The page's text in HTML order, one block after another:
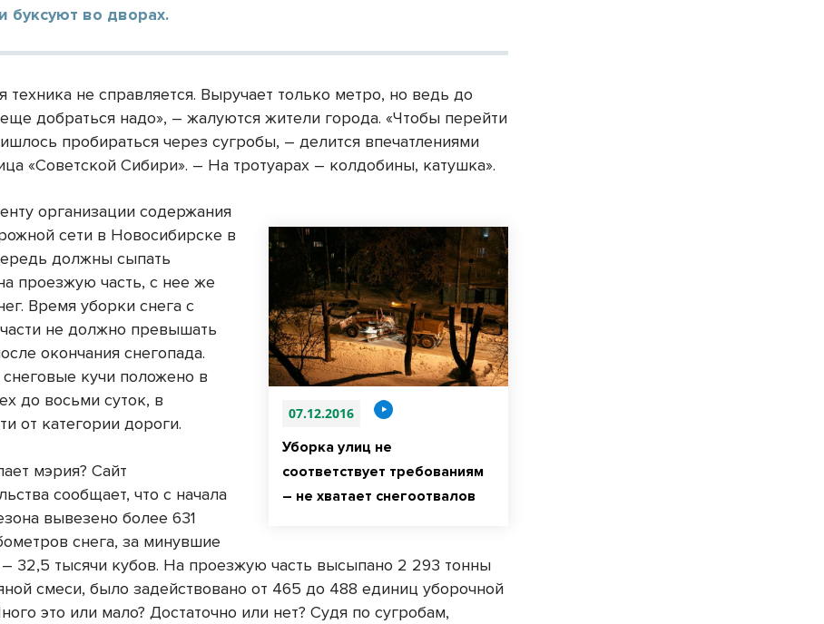
буксуют во дворах.
техника не справляется. Выручает только метро, но ведь до
добраться надо», – жалуются жители города. «Чтобы перейти
пробираться через сугробы, – делится впечатлениями
«Советской Сибири». – На тротуарах – колдобины, катушка».
07.12.2016
Уборка улиц не
соответствует требованиям
– не хватает снегоотвалов
организации содержания
сети в Новосибирске в
должны сыпать
проезжую часть, с нее же
Время уборки снега с
не должно превышать
окончания снегопада.
кучи положено в
до восьми суток, в
от категории дороги.
мэрия? Сайт
сообщает, что с начала
вывезено более 631
снега, за минувшие
32,5 тысячи кубов. На проезжую часть высыпано 2 293 тонны
смеси, было задействовано от 465 до 488 единиц уборочной
это или мало? Достаточно или нет? Судя по сугробам,